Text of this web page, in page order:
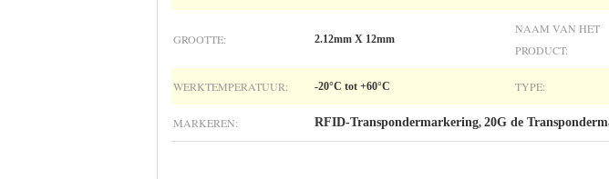
GROOTTE: 2.12mm X 12mm
NAAM VAN HET
PRODUCT:
WERKTEMPERATUUR: -20°C tot +60°C TYPE:
MARKEREN: RFID-Transpondermarkering, 20G de